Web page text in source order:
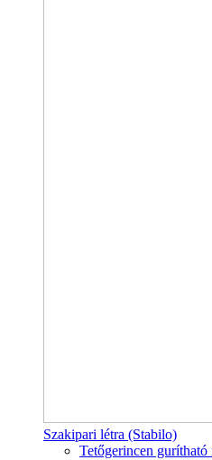
Szakipari létra (Stabilo)
Tetőgerincen